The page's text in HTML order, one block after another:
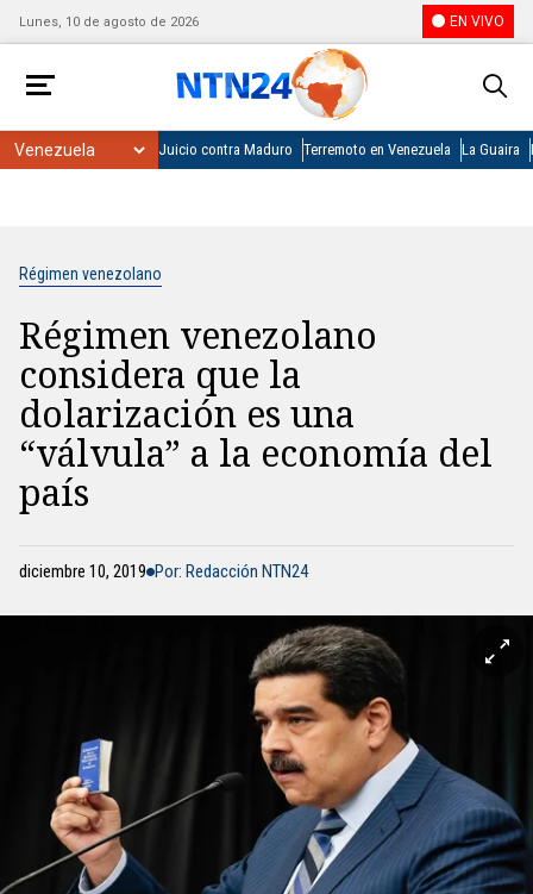
Lunes, 10 de agosto de 2026 EN VIVO
Juicio contra Maduro Terremoto en Venezuela La Guaira
Régimen venezolano
Régimen venezolano
considera que la
dolarización es una
“válvula” a la economía del
país
diciembre 10, 2019 Por: Redacción NTN24